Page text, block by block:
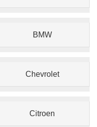
BMW
Chevrolet
Citroen